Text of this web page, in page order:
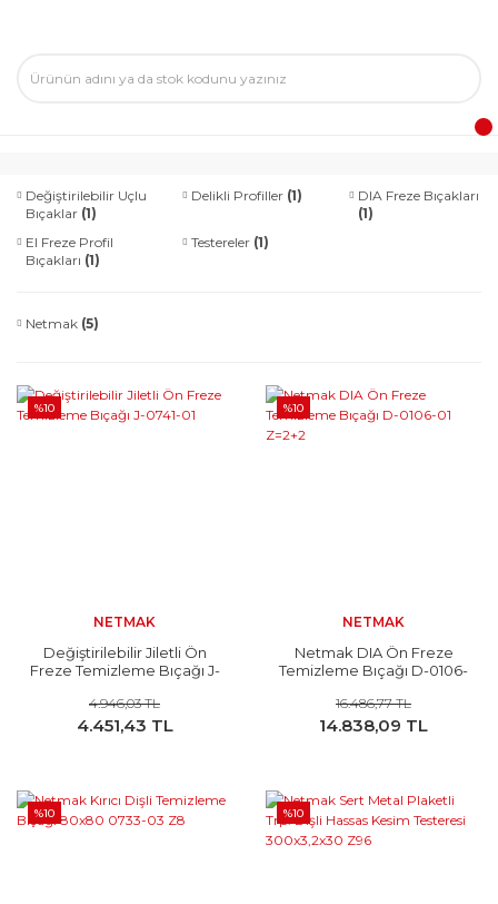
Değiştirilebilir Uçlu
Bıçaklar (1)
Delikli Profiller (1)
DIA Freze Bıçakları
(1)
El Freze Profil
Bıçakları (1)
Testereler (1)
Netmak (5)
%10
NETMAK
Değiştirilebilir Jiletli Ön
Freze Temizleme Bıçağı J-
4.451,43 TL
4.946,03 TL
%10
NETMAK
Netmak DIA Ön Freze
Temizleme Bıçağı D-0106-
14.838,09 TL
16.486,77 TL
%10 %10